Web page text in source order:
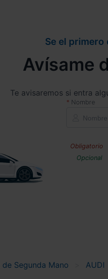
Se el
Avísame
Te avisaremos si entra
Nombre
de Segunda Mano AUDI